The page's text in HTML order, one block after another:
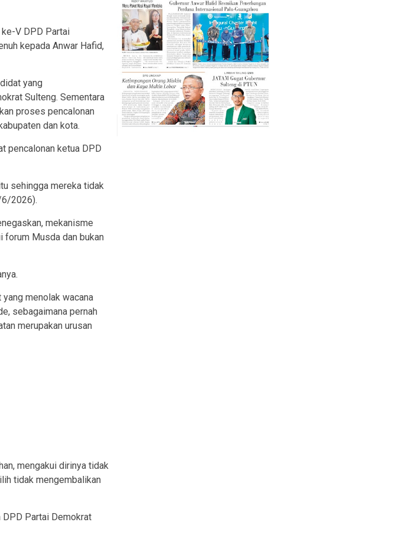
ke-V DPD Partai
kepada Anwar Hafid,
yang
Sulteng. Sementara
proses pencalonan
dan kota.
pencalonan ketua DPD
sehingga mereka tidak
6/2026).
mekanisme
forum Musda dan bukan
menolak wacana
sebagaimana pernah
merupakan urusan
mengakui dirinya tidak
tidak mengembalikan
Partai Demokrat